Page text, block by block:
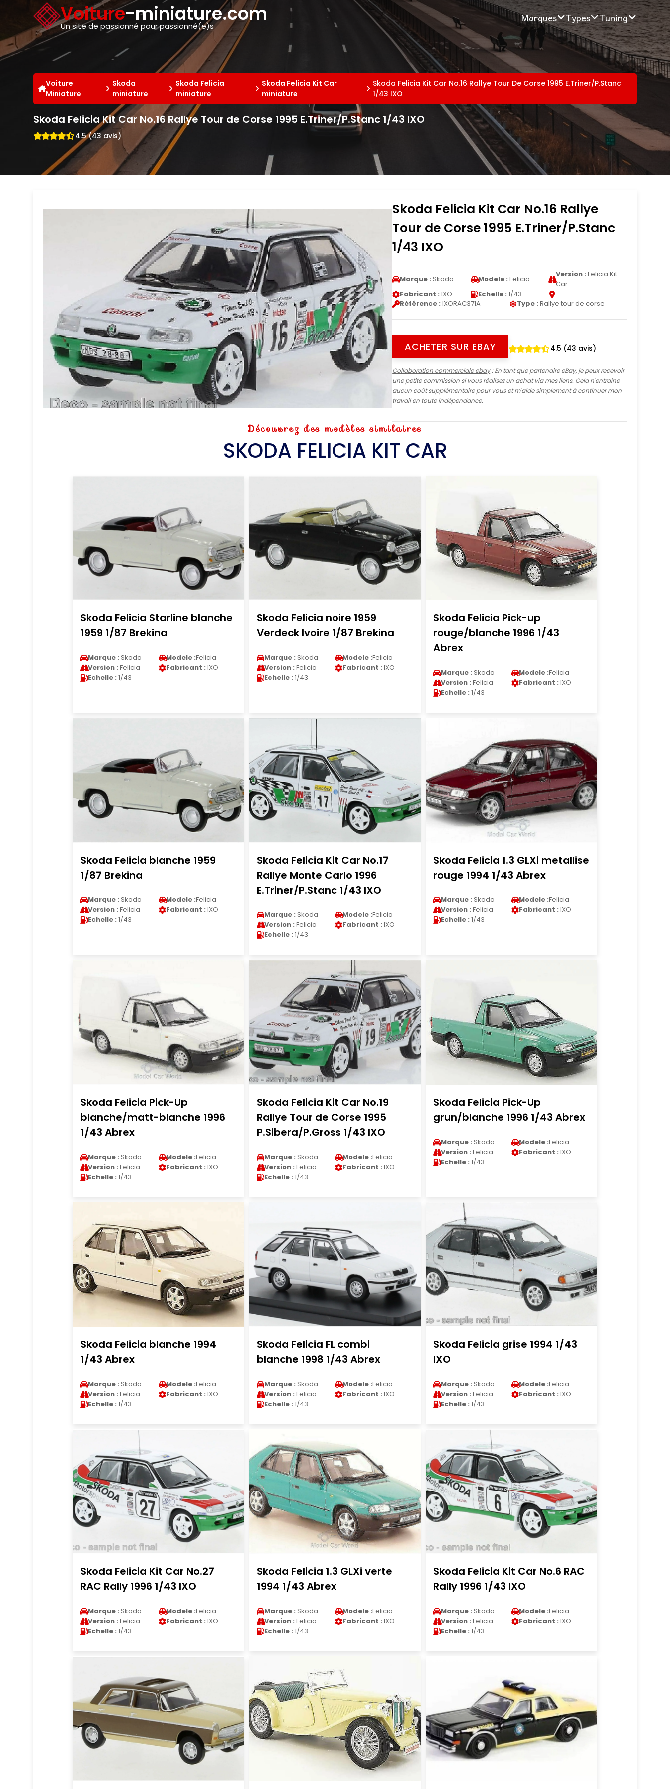
Voiture-miniature.com
Un site de passionné pour passionné(e)s
Marques Types Tuning
Voiture
Miniature
Skoda
miniature
Skoda Felicia
miniature
Skoda Felicia Kit Car
miniature
Skoda Felicia Kit Car No.16 Rallye Tour De Corse 1995 E.Triner/P.Stanc
1/43 IXO
Skoda Felicia Kit Car No.16 Rallye Tour de Corse 1995 E.Triner/P.Stanc 1/43 IXO
4.5 (43 avis)
Skoda Felicia Kit Car No.16 Rallye
Tour de Corse 1995 E.Triner/P.Stanc
1/43 IXO
Marque : Skoda Modele : Felicia
Version : Felicia Kit
Car
Fabricant : IXO Echelle : 1/43
Référence : IXORAC371A Type : Rallye tour de corse
ACHETER SUR EBAY 4.5 (43 avis)
Collaboration commerciale ebay: En tant que partenaire eBay, je peux recevoir
une petite commission si vous réalisez un achat via mes liens. Cela n'entraîne
aucun coût supplémentaire pour vous et m'aide simplement à continuer mon
travail en toute indépendance.
Découvrez des modèles similaires
SKODA FELICIA KIT CAR
Skoda Felicia Starline blanche
1959 1/87 Brekina
Marque : Skoda Modele :Felicia
Version : Felicia Fabricant : IXO
Echelle : 1/43
Skoda Felicia noire 1959
Verdeck Ivoire 1/87 Brekina
Marque : Skoda Modele :Felicia
Version : Felicia Fabricant : IXO
Echelle : 1/43
Skoda Felicia Pick-up
rouge/blanche 1996 1/43
Abrex
Marque : Skoda Modele :Felicia
Version : Felicia Fabricant : IXO
Echelle : 1/43
Skoda Felicia blanche 1959
1/87 Brekina
Marque : Skoda Modele :Felicia
Version : Felicia Fabricant : IXO
Echelle : 1/43
Skoda Felicia Kit Car No.17
Rallye Monte Carlo 1996
E.Triner/P.Stanc 1/43 IXO
Marque : Skoda Modele :Felicia
Version : Felicia Fabricant : IXO
Echelle : 1/43
Skoda Felicia 1.3 GLXi metallise
rouge 1994 1/43 Abrex
Marque : Skoda Modele :Felicia
Version : Felicia Fabricant : IXO
Echelle : 1/43
Skoda Felicia Pick-Up
blanche/matt-blanche 1996
1/43 Abrex
Marque : Skoda Modele :Felicia
Version : Felicia Fabricant : IXO
Echelle : 1/43
Skoda Felicia Kit Car No.19
Rallye Tour de Corse 1995
P.Sibera/P.Gross 1/43 IXO
Marque : Skoda Modele :Felicia
Version : Felicia Fabricant : IXO
Echelle : 1/43
Skoda Felicia Pick-Up
grun/blanche 1996 1/43 Abrex
Marque : Skoda Modele :Felicia
Version : Felicia Fabricant : IXO
Echelle : 1/43
Skoda Felicia blanche 1994
1/43 Abrex
Marque : Skoda Modele :Felicia
Version : Felicia Fabricant : IXO
Echelle : 1/43
Skoda Felicia FL combi
blanche 1998 1/43 Abrex
Marque : Skoda Modele :Felicia
Version : Felicia Fabricant : IXO
Echelle : 1/43
Skoda Felicia grise 1994 1/43
IXO
Marque : Skoda Modele :Felicia
Version : Felicia Fabricant : IXO
Echelle : 1/43
Skoda Felicia Kit Car No.27
RAC Rally 1996 1/43 IXO
Marque : Skoda Modele :Felicia
Version : Felicia Fabricant : IXO
Echelle : 1/43
Skoda Felicia 1.3 GLXi verte
1994 1/43 Abrex
Marque : Skoda Modele :Felicia
Version : Felicia Fabricant : IXO
Echelle : 1/43
Skoda Felicia Kit Car No.6 RAC
Rally 1996 1/43 IXO
Marque : Skoda Modele :Felicia
Version : Felicia Fabricant : IXO
Echelle : 1/43
Panneau de gestion des cookies